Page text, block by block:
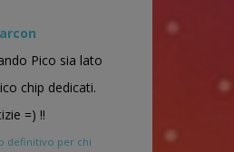
Pico sia lato
chip dedicati.
=) !!
definitivo per chi